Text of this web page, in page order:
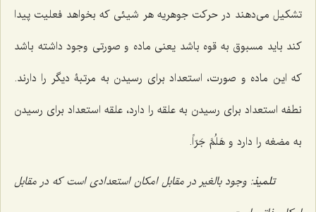
تشکیل می‌دهند در حرکت جوهریه هر شیئی که بخواهد فعلیت پیدا
کند باید مسبوق به قوه باشد یعنی ماده‌ و صورتی وجود داشته باشد
که این ماده و صورت، استعداد برای رسیدن به مرتبۀ دیگر را دارند.
نطفه استعداد برای رسیدن به علقه را دارد، علقه استعداد برای رسیدن
به مضغه را دارد و هَلُمَّ ‌جَرّاً.
تلمیذ: وجود بالغیر در مقابل امکان استعدادی است که در مقابل